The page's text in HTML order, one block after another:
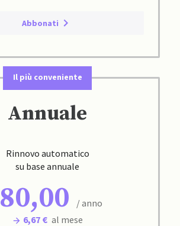
Abbonati
Il più conveniente
Annuale
Rinnovo automatico
su base annuale
80,00
/ anno
6,67 € al mese